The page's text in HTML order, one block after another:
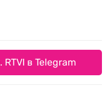
в Telegram